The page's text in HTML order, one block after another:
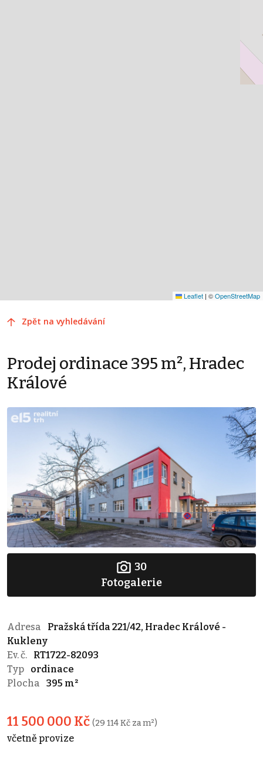
Leaflet | ©OpenStreetMap
Zpět na vyhledávání
Prodej ordinace 395 m², Hradec
Králové
30
Fotogalerie
Adresa
Pražská třída 221/42, Hradec Králové -
Kukleny
Ev. č.
RT1722-82093
Typ
ordinace
Plocha
395 m²
11 500 000 Kč (29 114 Kč za m²)
včetně provize